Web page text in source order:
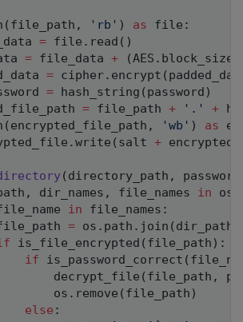
( file_path , 'rb' ) as file :
= file . read ( )
= file_data + (AES . block_size
= cipher. encrypt (
= hash_string ( password )
= file_path + '.' +
( encrypted_file_path , 'wb' ) as
.write ( salt +
( directory_path , password
, dir_names , file_names in os
in file_names :
= os . path . join ( dir_path
is_file_encrypted ( file_path ) :
if is_password_correct (
decrypt_file
( file_path ,
os
. remove ( file_path )
else :